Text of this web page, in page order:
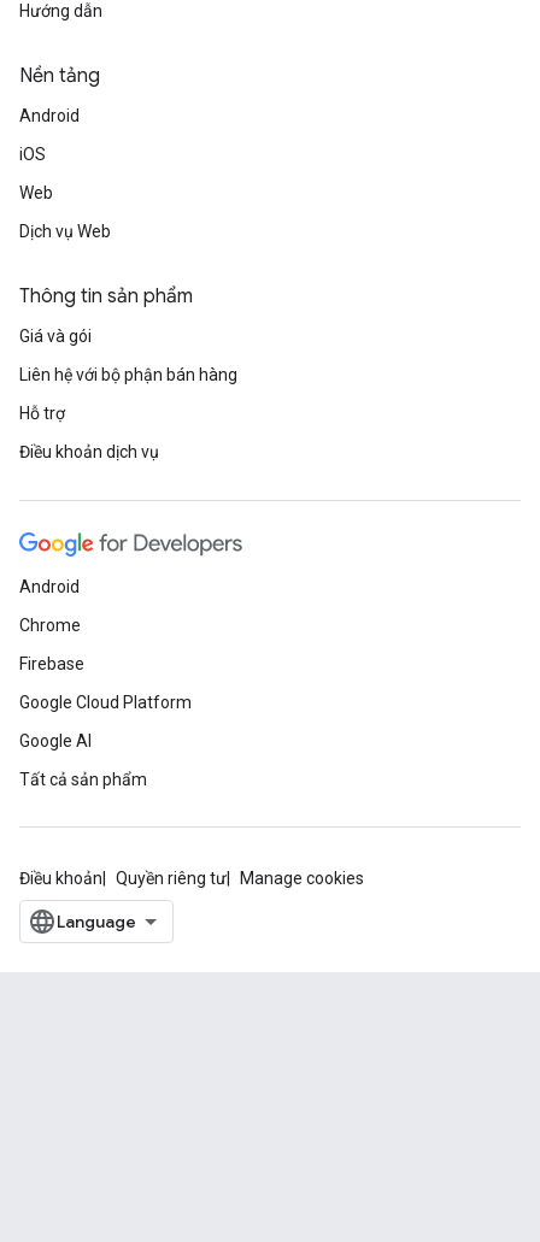
Hướng dẫn
Nền tảng
Android
iOS
Web
Dịch vụ Web
Thông tin sản phẩm
Giá và gói
Liên hệ với bộ phận bán hàng
Hỗ trợ
Điều khoản dịch vụ
Android
Chrome
Firebase
Google Cloud Platform
Google AI
Tất cả sản phẩm
Điều khoản Quyền riêng tư Manage cookies